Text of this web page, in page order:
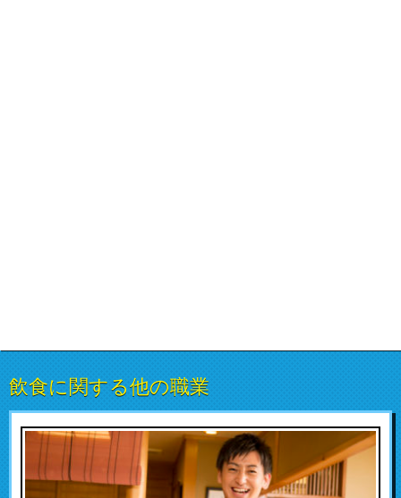
飲食に関する他の職業